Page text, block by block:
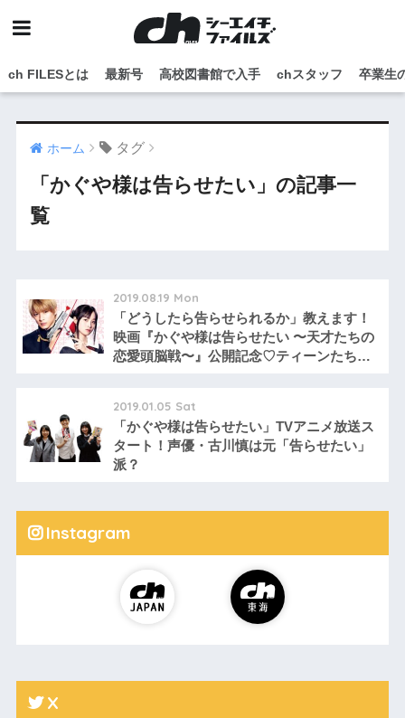
ch FILESとは 最新号 高校図書館で入手 chスタッフ 卒業生
ホーム タグ
「かぐや様は告らせたい」の記事一
覧
2019.08.19 Mon
「どうしたら告らせられるか」教えます！
映画『かぐや様は告らせたい 〜天才たちの
恋愛頭脳戦〜』公開記念♡ティーンたちの
2019.01.05 Sat
「かぐや様は告らせたい」TVアニメ放送ス
タート！声優・古川慎は元「告らせたい」
派？
Instagram
X